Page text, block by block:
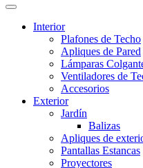
Interior
Plafones de Techo
Apliques de Pared
Lámparas
Ventiladores de
Accesorios
Exterior
Jardín
Balizas
Apliques de
Pantallas Estancas
Proyectores